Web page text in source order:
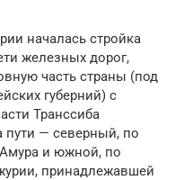
началась стройка
железных дорог,
часть страны (под
губерний) с
Транссиба
пути — северный, по
и южной, по
принадлежавшей